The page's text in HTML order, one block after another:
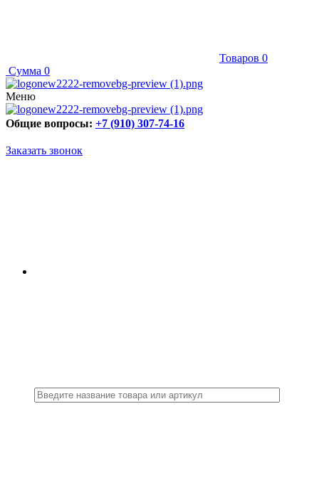
Товаров 0
Сумма 0
Меню
Общие вопросы: +7 (910) 307-74-16
Заказать звонок